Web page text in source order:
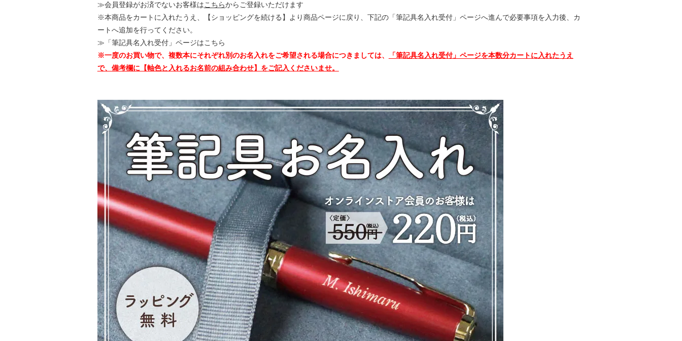
≫会員登録がお済でないお客様はこちらからご登録いただけます
※本商品をカートに入れたうえ、【ショッピングを続ける】より商品ページに戻り、下記の「筆記具名入れ受付」ページへ進んで必要事項を入力後、カ
ートへ追加を行ってください。
≫「筆記具名入れ受付」ページはこちら
※一度のお買い物で、複数本にそれぞれ別のお名入れをご希望される場合につきましては、
「筆記具名入れ受付」ページを本数分カートに入れたうえ
で、備考欄に【軸色と入れるお名前の組み合わせ】をご記入くださいませ。